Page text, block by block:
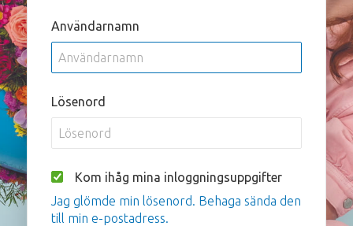
Användarnamn
Lösenord
Kom ihåg mina inloggningsuppgifter
Jag glömde min lösenord. Behaga sända den
till min e-postadress.